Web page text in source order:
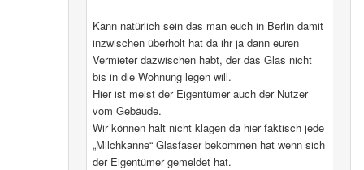
Kann natürlich sein das man euch in Berlin damit
inzwischen überholt hat da ihr ja dann euren
Vermieter dazwischen habt, der das Glas nicht
bis in die Wohnung legen will.
Hier ist meist der Eigentümer auch der Nutzer
vom Gebäude.
Wir können halt nicht klagen da hier faktisch jede
„Milchkanne“ Glasfaser bekommen hat wenn sich
der Eigentümer gemeldet hat.